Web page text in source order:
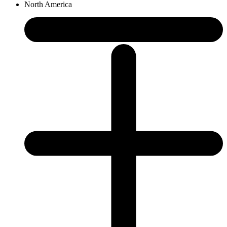
North America